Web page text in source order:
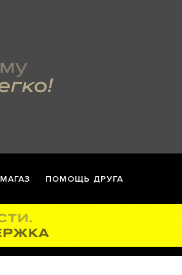
МАГАЗ ПОМОЩЬ ДРУГА